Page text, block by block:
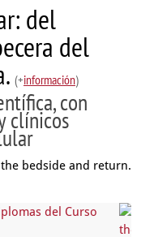
del
del
(+información)
con
clínicos
bedside and return.